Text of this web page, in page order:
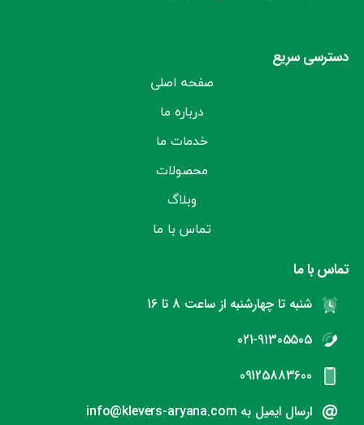
دسترسی سریع
صفحه اصلی
درباره ما
خدمات ما
محصولات
وبلاگ
تماس با ما
تماس با ما
شنبه تا چهارشنبه از ساعت 8 تا 16
021-91305505
09125883600
ارسال ایمیل به info@klevers-aryana.com